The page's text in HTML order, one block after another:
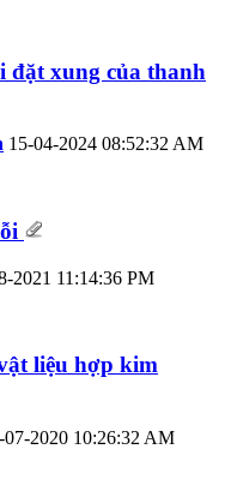
đặt xung của thanh
15-04-2024 08:52:32 AM
2021 11:14:36 PM
liệu hợp kim
07-2020 10:26:32 AM